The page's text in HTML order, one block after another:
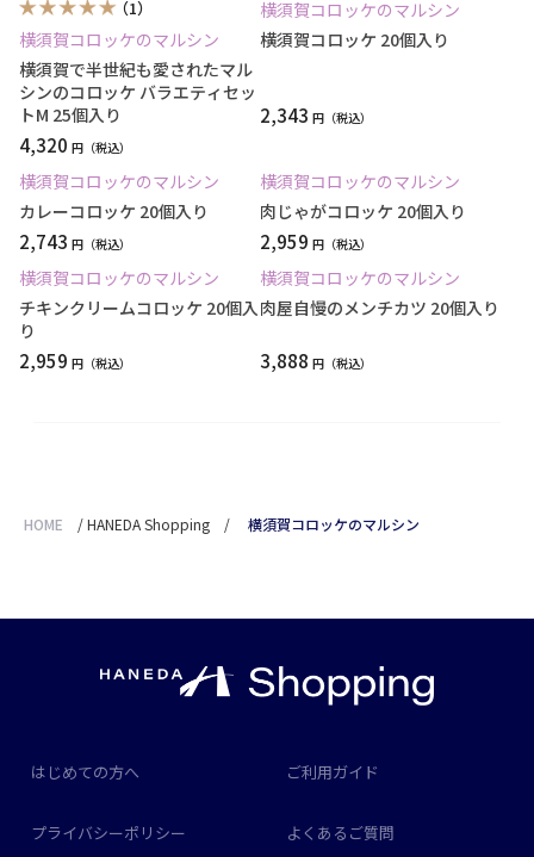
（1）
横須賀コロッケのマルシン
横須賀で半世紀も愛されたマル
シンのコロッケ バラエティセッ
トM 25個入り
4,320 円
横須賀コロッケのマルシン
横須賀コロッケ 20個入り
2,343 円
横須賀コロッケのマルシン
カレーコロッケ 20個入り
2,743 円
横須賀コロッケのマルシン
肉じゃがコロッケ 20個入り
2,959 円
横須賀コロッケのマルシン
チキンクリームコロッケ 20個入
り
2,959 円
横須賀コロッケのマルシン
肉屋自慢のメンチカツ 20個入り
3,888 円
HOME /HANEDA Shopping / 横須賀コロッケのマルシン
はじめての方へ ご利用ガイド
プライバシーポリシー よくあるご質問